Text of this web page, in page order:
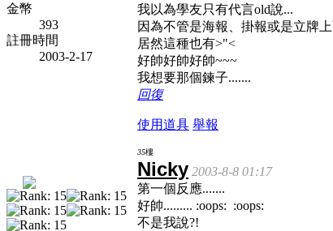
金幣
393
註冊時間
2003-2-17
我以為學友只有代言old說...
因為不管是海報、掛報或是立牌
居然這種也有>"<
好帥好帥好帥~~~
我想要那個鍊子.......
回復
使用道具 舉報
35樓
Nicky 2003-8-8 01:17
第一個反應.......
好帥......... :oops: :oops:
不是我說?!